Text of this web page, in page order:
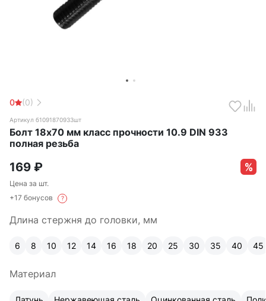
0 (0)
Артикул б1091870933шт
Болт 18х70 мм класс прочности 10.9 DIN 933
полная резьба
169 ₽
Цена за шт.
+17 бонусов
?
Длина стержня до головки, мм
6 8 10 12 14 16 18 20 25 30 35 40 45
Материал